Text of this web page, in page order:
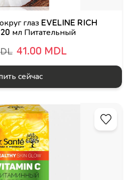
глаз EVELINE RICH
мл Питательный
41.00 MDL
сейчас